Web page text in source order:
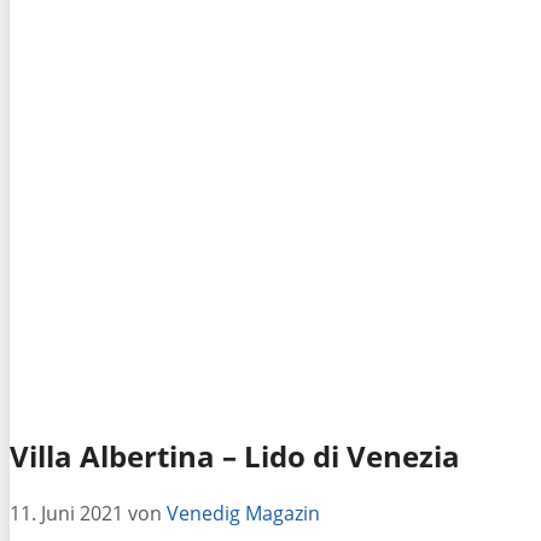
Villa Albertina – Lido di Venezia
11. Juni 2021 von Venedig Magazin